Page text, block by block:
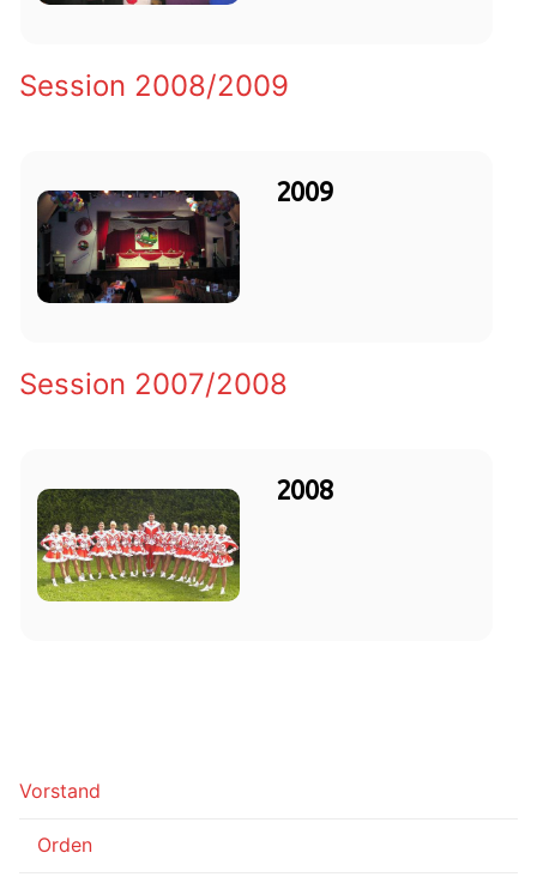
Session 2008/2009
2009
Session 2007/2008
2008
Vorstand
Orden